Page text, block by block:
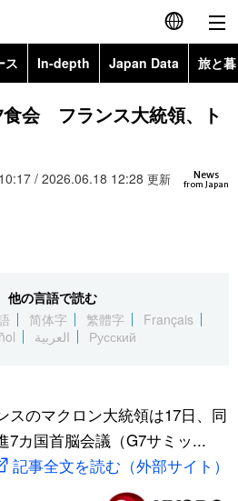
English
简体字
Русский
ス In-depth Japan Data 旅と
Topics
会 フランス大統領、ト
News
from Japan
/ 2026.06.18 12:28 更新
他の言語で読む
简体字 繁體字
Français
العربية Русский
スのマクロン大統領は17日、同
7カ国首脳会議（G7サミッ...
記事全文を読む（外部サイト）